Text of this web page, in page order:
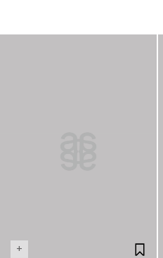
+